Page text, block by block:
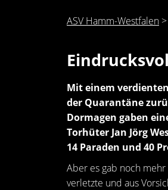
ASV Hamm-Westfalen >
Mit einem
der Quarantäne
Dormagen gaben
Torhüter Jan Jörg
14 Paraden und 40
Aber es gab noch
verletzte und aus